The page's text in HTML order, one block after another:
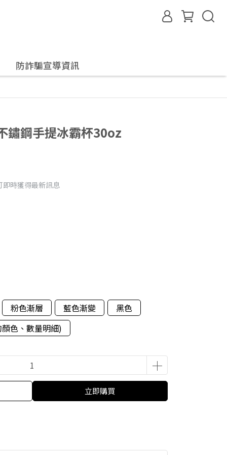
防詐騙宣導資訊
鏽鋼手提冰霸杯30oz
即時獲得最新訊息
粉色漸層 藍色漸變
黑色
色、數量明細)
立即購買